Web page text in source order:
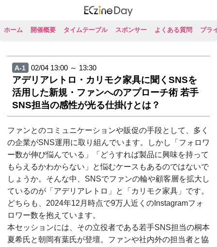
ホーム 開催概要 タイムテーブル スポンサー よくある質問 プラ
A-1 02/04 13:00 ～ 13:30
アデリアレトロ・カリモク家具に聞くSNSを
活用した新規・ファンへのアプローチ術 若手
SNS担当の感性が光る仕掛けとは？
ファンとのコミュニケーションや販促の手段として、多く
の企業がSNS運用に取り組んでいます。しかし「フォロワ
ー数が伸び悩んでいる」「どうすれば製品に興味を持って
もらえるかわからない」と悩むケースもあるのではないで
しょうか。そんな中、SNSでファンの輪や顧客層を拡大し
ているのが「アデリアレトロ」と「カリモク家具」です。
どちらも、2024年12月時点で9万人近くのInstagramフォ
ロワー数を抱えています。
本セッションには、その立役者である若手SNS担当の桐本
夏希氏と朝岡有葉氏が登壇。ファンや社内外の担当者と協